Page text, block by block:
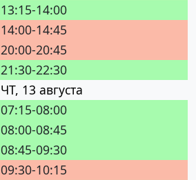
13:15-14:00
14:00-14:45
20:00-20:45
21:30-22:30
ЧТ, 13 августа
07:15-08:00
08:00-08:45
08:45-09:30
09:30-10:15